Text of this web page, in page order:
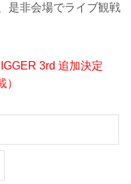
是非会場でライブ観戦
3rd 追加決定